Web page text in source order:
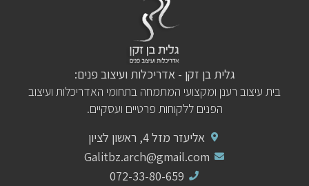
גלית בן זקן - אדריכלות ועיצוב פנים:
בית עיצוב רענן ומקצועי המתמחה בתחומי האדריכלות ועיצוב
הפנים ללקוחות פרטיים ועסקיים.
אליעזר מזל 4, ראשון לציון
Galitbz.arch@gmail.com
072-33-80-659